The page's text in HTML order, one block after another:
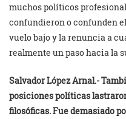
muchos políticos
confundieron o confunden
vuelo bajo y la renuncia a
realmente un paso hacia la
Salvador López Arnal.-
posiciones políticas
filosóficas. Fue demasiado